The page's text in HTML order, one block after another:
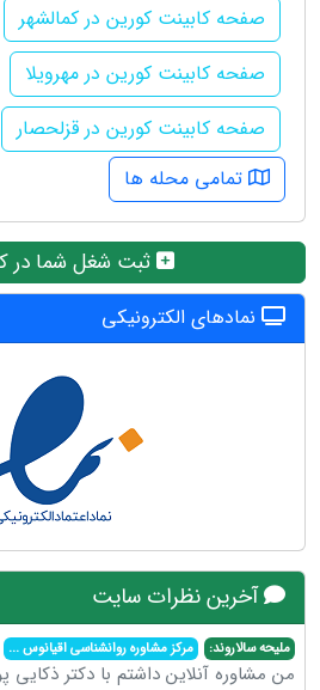
صفحه کابینت کورین در کمالشهر
صفحه کابینت کورین در مهرویلا
صفحه کابینت کورین در قزلحصار
تمامی محله ها
ثبت شغل شما در
نمادهای الکترونیکی
آخرین نظرات سایت
ملیحه سالاروند: مرکز مشاوره روانشناسی اقیانوس...
من مشاوره آنلاین داشتم با دکتر